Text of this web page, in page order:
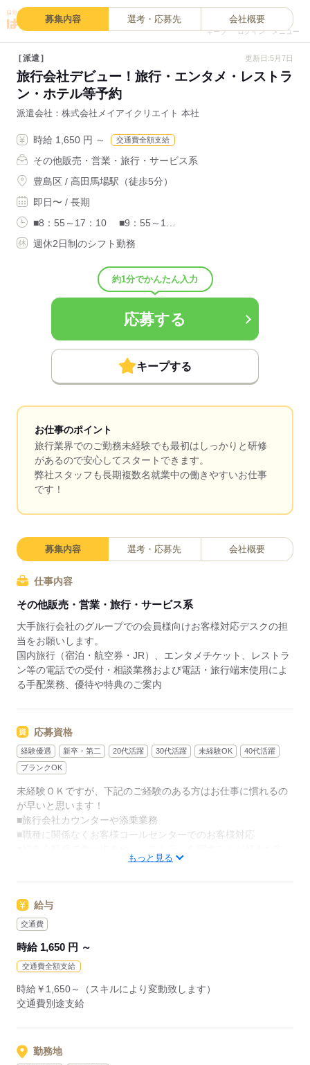
キープ ログイン メニュー
募集内容 選考・応募先 会社概要
派遣 更新日:5月7日
旅行会社デビュー！旅行・エンタメ・レストラ
ン・ホテル等予約
派遣会社 株式会社メイアイクリエイト 本社
時給 1,650 円 ～ 交通費全額支給
その他販売・営業・旅行・サービス系
豊島区 / 高田馬場駅（徒歩5分）
即日〜 / 長期
■8：55～17：10 ■9：55～1…
週休2日制のシフト勤務
約1分でかんたん入力
応募する
キープする
お仕事のポイント
旅行業界でのご勤務未経験でも最初はしっかりと研修
があるので安心してスタートできます。
弊社スタッフも長期複数名就業中の働きやすいお仕事
です！
募集内容 選考・応募先 会社概要
仕事内容
その他販売・営業・旅行・サービス系
大手旅行会社のグループでの会員様向けお客様対応デスクの担
当をお願いします。
国内旅行（宿泊・航空券・JR）、エンタメチケット、レストラ
ン等の電話での受付・相談業務および電話・旅行端末使用によ
る手配業務、優待や特典のご案内
応募資格
経験優遇 新卒・第二 20代活躍 30代活躍 未経験OK
40代活躍
ブランクOK
未経験ＯＫですが、下記のご経験のある方はお仕事に慣れるの
が早いと思います！
■旅行会社カウンターや添乗業務
■職種に関係なくお客様コールセンターでのお客様対応
もっと見る
給与
交通費
時給 1,650 円 ～
交通費全額支給
時給￥1,650～（スキルにより変動致します）
交通費別途支給
勤務地